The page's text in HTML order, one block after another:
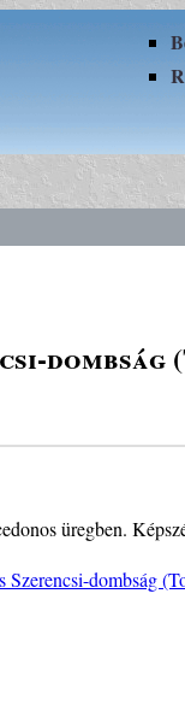
dombság
üregben.
dombság